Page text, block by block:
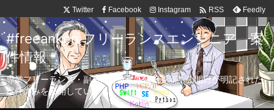
Twitter Facebook Instagram  RSS Feedly
#freeanken フリーランスエンジニア 案
件情報
専業フリーランス・副業向け案件を毎日更新！公開日が明記された
案件のみを公開しています。